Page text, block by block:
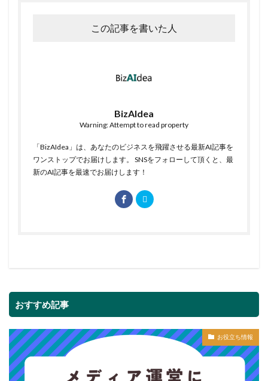
この記事を書いた人
BizAIdea
Warning: Attempt to read property
「BizAIdea」は、あなたのビジネスを飛躍させる最新AI記事を
ワンストップでお届けします。 SNSをフォローして頂くと、最
新のAI記事を最速でお届けします！
おすすめ記事
お役立ち情報